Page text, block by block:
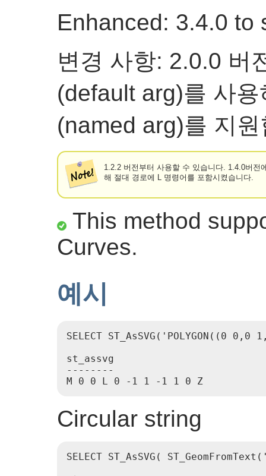
Enhanced: 3.4.0 to
변경 사항: 2.0.0 버
(default arg)를 사
(named arg)를 지
1.2.2 버전부터 사용할 수 있습니다. 1.4.0버전
해 절대 경로에 L 명령어를 포함시켰습니다.
This method
Curves.
예시
SELECT ST_AsSVG('POLYGON((0
st_assvg
--------
M 0 0 L 0 -1 1 -1 1 0 Z
Circular string
SELECT ST_AsSVG(